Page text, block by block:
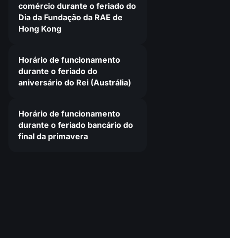
comércio durante o feriado do
Dia da Fundação da RAE de
Hong Kong
Horário de funcionamento
durante o feriado do
aniversário do Rei (Austrália)
Horário de funcionamento
durante o feriado bancário do
final da primavera